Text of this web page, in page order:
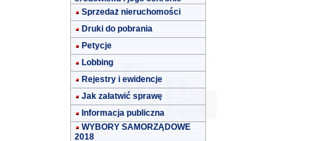
Sprzedaż nieruchomości
Druki do pobrania
Petycje
Lobbing
Rejestry i ewidencje
Jak załatwić sprawę
Informacja publiczna
WYBORY SAMORZĄDOWE
2018